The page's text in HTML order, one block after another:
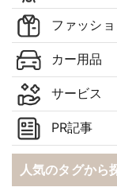
ファッシ
カー用品
サービス
PR記事
人気のタグから